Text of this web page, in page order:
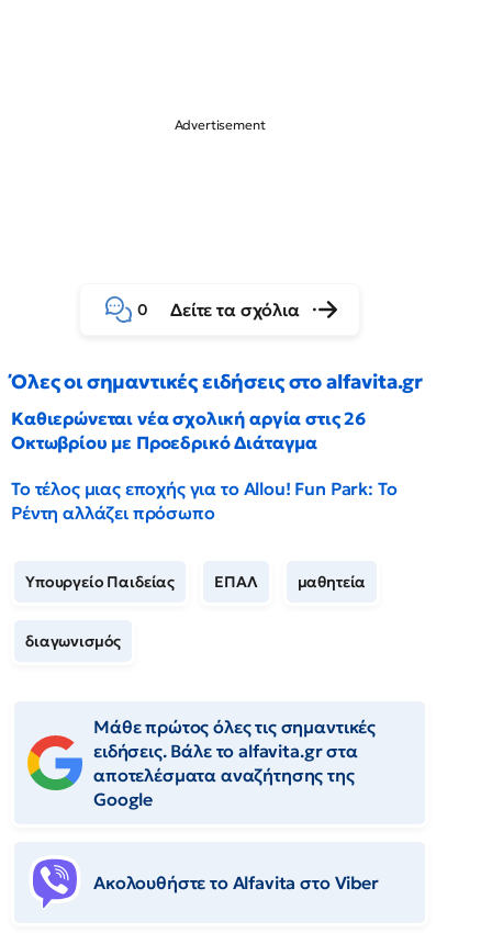
0 Δείτε τα σχόλια
Όλες οι σημαντικές ειδήσεις στο alfavita.gr
Καθιερώνεται νέα σχολική αργία στις 26
Οκτωβρίου με Προεδρικό Διάταγμα
Το τέλος μιας εποχής για το Allou! Fun Park: Το
Ρέντη αλλάζει πρόσωπο
Υπουργείο Παιδείας ΕΠΑΛ μαθητεία
διαγωνισμός
Μάθε πρώτος όλες τις σημαντικές
ειδήσεις. Βάλε το alfavita.gr στα
αποτελέσματα αναζήτησης της
Google
Ακολουθήστε το Αlfavita στο Viber